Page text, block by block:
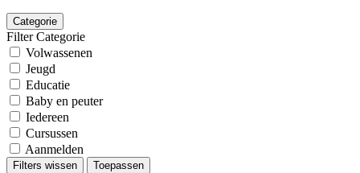
Categorie
Filter Categorie
Volwassenen
Jeugd
Educatie
Baby en peuter
Iedereen
Cursussen
Aanmelden
Filters wissen
Toepassen